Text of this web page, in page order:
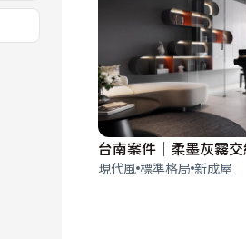
現代風 標準格局 新成屋